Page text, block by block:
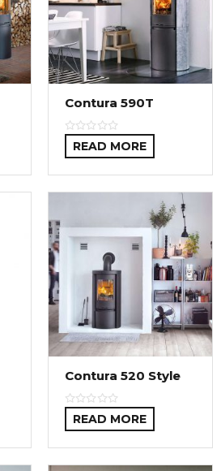
Contura 590T
READ MORE
Contura 520 Style
READ MORE